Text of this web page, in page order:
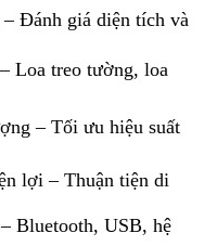
Đánh giá diện tích và
Loa treo tường, loa
– Tối ưu hiệu suất
lợi – Thuận tiện di
Bluetooth, USB, hệ